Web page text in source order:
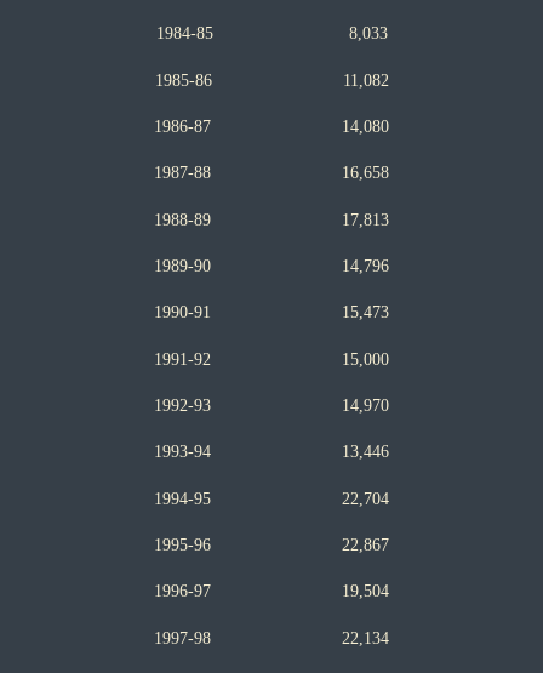
1984-85 8,033
1985-86 11,082
1986-87 14,080
1987-88 16,658
1988-89 17,813
1989-90 14,796
1990-91 15,473
1991-92 15,000
1992-93 14,970
1993-94 13,446
1994-95 22,704
1995-96 22,867
1996-97 19,504
1997-98 22,134